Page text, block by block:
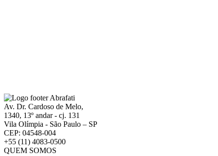
Av. Dr. Cardoso de Melo,
1340, 13º andar - cj. 131
Vila Olímpia - São Paulo – SP
CEP: 04548-004
+55 (11) 4083-0500
QUEM SOMOS